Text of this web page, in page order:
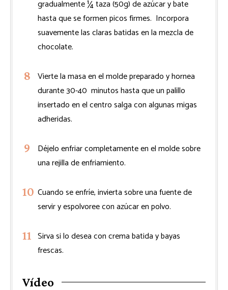
gradualmente ¼ taza (50g) de azúcar y bate
hasta que se formen picos firmes. Incorpora
suavemente las claras batidas en la mezcla de
chocolate.
Vierte la masa en el molde preparado y hornea
durante 30-40 minutos hasta que un palillo
insertado en el centro salga con algunas migas
adheridas.
Déjelo enfriar completamente en el molde sobre
una rejilla de enfriamiento.
Cuando se enfríe, invierta sobre una fuente de
servir y espolvoree con azúcar en polvo.
Sirva si lo desea con crema batida y bayas
frescas.
Vídeo